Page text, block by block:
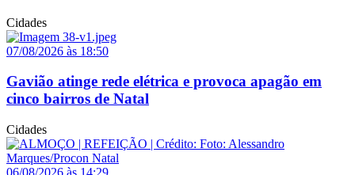
Cidades
07/08/2026 às 18:50
Gavião atinge rede elétrica e provoca apagão em
cinco bairros de Natal
Cidades
06/08/2026 às 14:29